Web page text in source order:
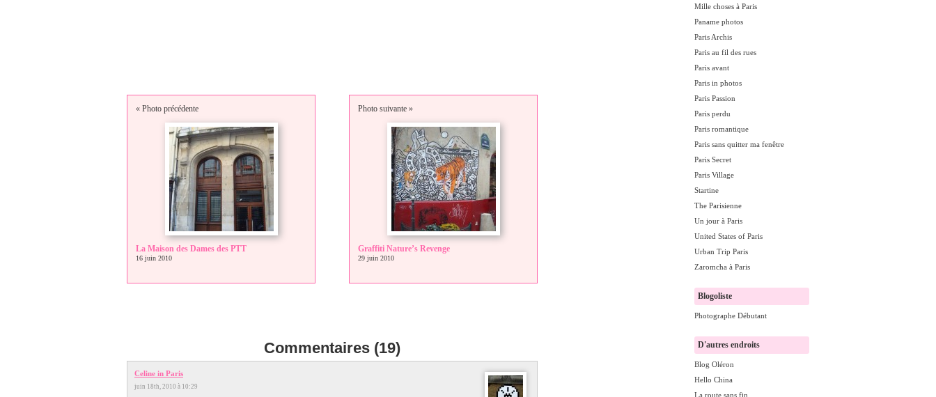
« Photo précédente
La Maison des Dames des PTT
16 juin 2010
Photo suivante »
Graffiti Nature’s Revenge
29 juin 2010
Commentaires (19)
Celine in Paris
juin 18th, 2010 à 10:29
Mille choses à Paris
Paname photos
Paris Archis
Paris au fil des rues
Paris avant
Paris in photos
Paris Passion
Paris perdu
Paris romantique
Paris sans quitter ma fenêtre
Paris Secret
Paris Village
Startine
The Parisienne
Un jour à Paris
United States of Paris
Urban Trip Paris
Zaromcha à Paris
Blogoliste
Photographe Débutant
D'autres endroits
Blog Oléron
Hello China
La route sans fin